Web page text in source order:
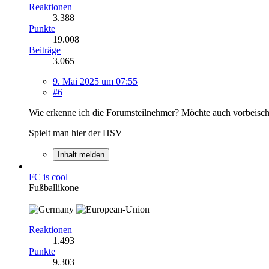
Reaktionen
3.388
Punkte
19.008
Beiträge
3.065
9. Mai 2025 um 07:55
#6
Wie erkenne ich die Forumsteilnehmer? Möchte auch
Spielt man hier der HSV
Inhalt melden
FC is cool
Fußballikone
Reaktionen
1.493
Punkte
9.303